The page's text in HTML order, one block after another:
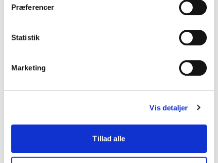
Præferencer
Statistik
Marketing
Vis detaljer
Tillad alle
stamtræ.
Der mangler stadig såvel medlem som suppleant til
4. oktober 2024, så tager du din uddannelse i
Nordjylland, så vil vi rigtig gerne have dig med på
holdet. Har du ikke mulighed for at deltage på
formanden påfyam-formand@dsam.dk.